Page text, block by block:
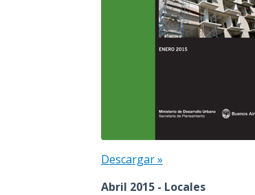
Descargar »
Abril 2015 - Locales